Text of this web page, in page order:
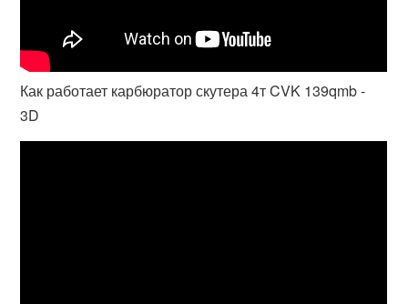
Как работает карбюратор скутера 4т CVK 139qmb -
3D